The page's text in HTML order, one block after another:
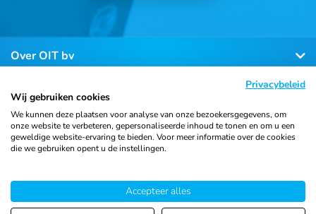
Over OIT bv
Klantenservice
Contact
& Trading B.V.
Algemene voorwaarden
verklaring
Cookiebeleid Sitemap
Privacybeleid
Wij gebruiken cookies
We kunnen deze plaatsen voor analyse van onze bezoekersgegevens, om
onze website te verbeteren, gepersonaliseerde inhoud te tonen en om u een
geweldige website-ervaring te bieden. Voor meer informatie over de cookies
die we gebruiken opent u de instellingen.
Accepteer alles